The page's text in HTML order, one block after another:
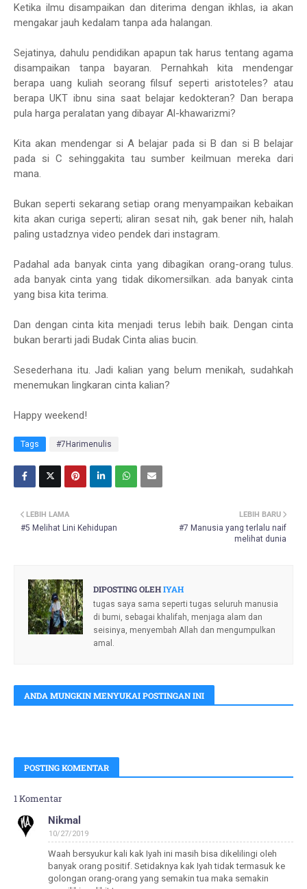
Ketika ilmu disampaikan dan diterima dengan ikhlas, ia akan
mengakar jauh kedalam tanpa ada halangan.
Sejatinya, dahulu pendidikan apapun tak harus tentang agama
disampaikan tanpa bayaran. Pernahkah kita mendengar
berapa uang kuliah seorang filsuf seperti aristoteles? atau
berapa UKT ibnu sina saat belajar kedokteran? Dan berapa
pula harga peralatan yang dibayar Al-khawarizmi?
Kita akan mendengar si A belajar pada si B dan si B belajar
pada si C sehinggakita tau sumber keilmuan mereka dari
mana.
Bukan seperti sekarang setiap orang menyampaikan kebaikan
kita akan curiga seperti; aliran sesat nih, gak bener nih, halah
paling ustadznya video pendek dari instagram.
Padahal ada banyak cinta yang dibagikan orang-orang tulus.
ada banyak cinta yang tidak dikomersilkan. ada banyak cinta
yang bisa kita terima.
Dan dengan cinta kita menjadi terus lebih baik. Dengan cinta
bukan berarti jadi Budak Cinta alias bucin.
Sesederhana itu. Jadi kalian yang belum menikah, sudahkah
menemukan lingkaran cinta kalian?
Happy weekend!
Tags #7Harimenulis
LEBIH BARU
#7 Manusia yang terlalu naif
melihat dunia
LEBIH LAMA
#5 Melihat Lini Kehidupan
DIPOSTING OLEHIYAH
tugas saya sama seperti tugas seluruh manusia
di bumi, sebagai khalifah, menjaga alam dan
seisinya, menyembah Allah dan mengumpulkan
amal.
ANDA MUNGKIN MENYUKAI POSTINGAN INI
POSTING KOMENTAR
1 Komentar
Nikmal
10/27/2019
Waah bersyukur kali kak Iyah ini masih bisa dikelilingi oleh
banyak orang positif. Setidaknya kak Iyah tidak termasuk ke
golongan orang-orang yang semakin tua maka semakin